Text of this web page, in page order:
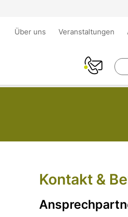
Über uns Veranstaltungen
Kontakt &